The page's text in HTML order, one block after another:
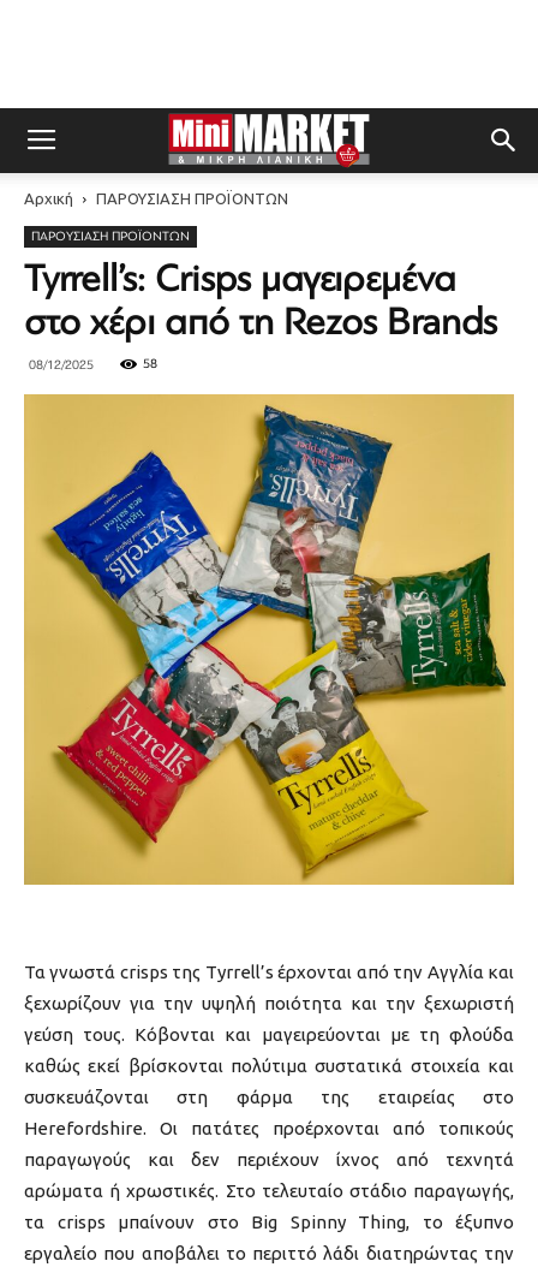
Αρχική ΠΑΡΟΥΣΙΑΣΗ ΠΡΟΪΟΝΤΩΝ
ΠΑΡΟΥΣΙΑΣΗ ΠΡΟΪΟΝΤΩΝ
Tyrrell’s: Crisps μαγειρεμένα
στο χέρι από τη Rezos Brands
08/12/2025 58
Τα γνωστά crisps της Tyrrell’s έρχονται από την Αγγλία και
ξεχωρίζουν για την υψηλή ποιότητα και την ξεχωριστή
γεύση τους. Κόβονται και μαγειρεύονται με τη φλούδα
καθώς εκεί βρίσκονται πολύτιμα συστατικά στοιχεία και
συσκευάζονται στη φάρμα της εταιρείας στο
Herefordshire. Οι πατάτες προέρχονται από τοπικούς
παραγωγούς και δεν περιέχουν ίχνος από τεχνητά
αρώματα ή χρωστικές. Στο τελευταίο στάδιο παραγωγής,
τα crisps μπαίνουν στο Big Spinny Thing, το έξυπνο
εργαλείο που αποβάλει το περιττό λάδι διατηρώντας την